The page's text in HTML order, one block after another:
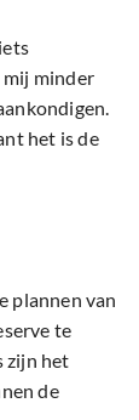
mij minder
het is de
plannen van
te
zijn het
de